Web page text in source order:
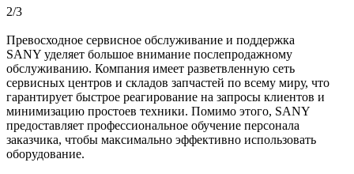
2/3
Превосходное сервисное обслуживание и поддержка
SANY уделяет большое внимание послепродажному
обслуживанию. Компания имеет разветвленную сеть
сервисных центров и складов запчастей по всему миру, что
гарантирует быстрое реагирование на запросы клиентов и
минимизацию простоев техники. Помимо этого, SANY
предоставляет профессиональное обучение персонала
заказчика, чтобы максимально эффективно использовать
оборудование.